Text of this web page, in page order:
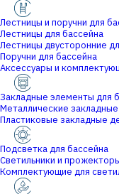
Лестницы и поручни для
Лестницы для бассейна
Лестницы двусторонние
Поручни для бассейна
Аксессуары и
Закладные элементы для
Металлические
Пластиковые закладные
Подсветка для бассейна
Светильники и
Комплектующие для